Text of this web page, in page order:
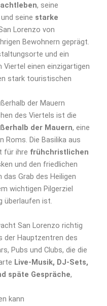
, seine
und seine starke
Lorenzo von
Bewohnern geprägt.
und ein
Viertel einen einzigartigen
stark touristischen
der Mauern
des Viertels ist die
der Mauern, eine
Roms. Die Basilika aus
für ihre frühchristlichen
und den friedlichen
das Grab des Heiligen
wichtigen Pilgerziel
überlaufen ist.
San Lorenzo richtig
der Hauptzentren des
Pubs und Clubs, die die
Live-Musik, DJ-Sets,
späte Gespräche,
kann